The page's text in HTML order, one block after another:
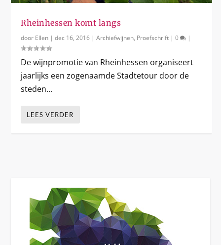
Rheinhessen komt langs
door Ellen |dec 16, 2016 |Archiefwijnen, Proefschrift |0 |
De wijnpromotie van Rheinhessen organiseert
jaarlijks een zogenaamde Stadtetour door de
steden...
LEES VERDER